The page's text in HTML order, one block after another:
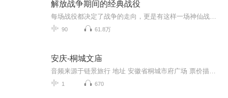
解放战争期间的经典战役
90 61.8万
安庆-桐城文庙
1 670